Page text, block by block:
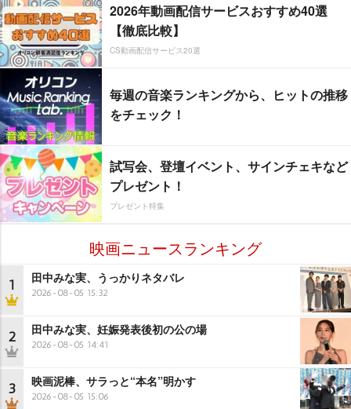
2026年動画配信サービスおすすめ40選
【徹底比較】
CS動画配信サービス20選
毎週の音楽ランキングから、ヒットの推移
をチェック！
試写会、登壇イベント、サインチェキなど
プレゼント！
プレゼント特集
映画ニュースランキング
1 田中みな実、うっかりネタバレ
2026-08-05 15:32
2 田中みな実、妊娠発表後初の公の場
2026-08-05 14:41
3 映画泥棒、サラっと“本名”明かす
2026-08-05 15:06